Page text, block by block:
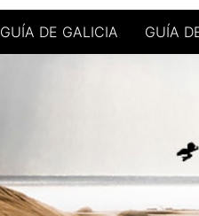
GUÍA DE GALICIA GUÍA